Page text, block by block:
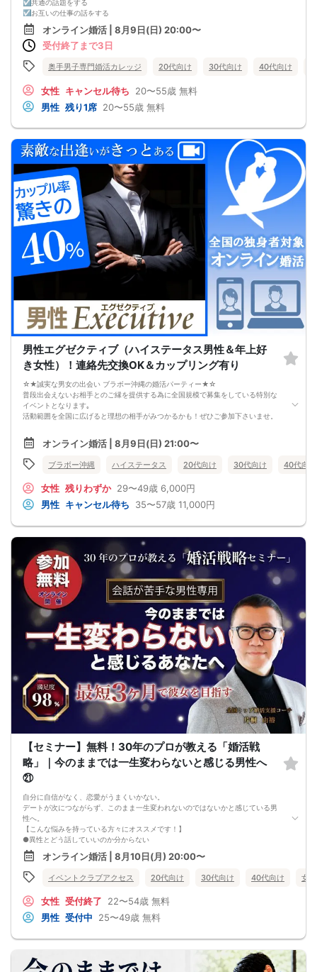
☑共通の話題をする
☑お互いの仕事の話をする
☑家族や将来について話をする
☑食事の話をする
☑好印象に思ってもらうために
☑経験を積むために出会いの数を増やす
奥手男子に合わない方法です。
なぜなら、趣味や共通の話題などをしても
それだけでは、女性は好きにはなってくれない。
次につなげようとすればするほど、
男性中心で考えていることが伝わり、
気づかないうちに「女性の信頼」を失ってしまう。
さらに、出会いの数を増やしても
気になる女性を目の前にすると、
「好印象に思われたい。嫌われたくない。」
という気持ちが強くなり、
どうしても当たり障りない会話してしまう。
その結果、彼女できるチャンスを
逃している奥手男子がめっちゃ多いからです。
でも、安心してください！
今年こそは彼女できて
一緒に美味しいものを食べに行ったり、
映画に行ったり、旅行に行けるように、
「奥手男子専用の恋愛婚活攻略」
ぜひこの先を読み進めてみてください👇
※講師の急用以外はたとえ参加人数が1人でも
その人のために必ず実施します
※はじめてセミナーに参加する方も
ビデオオフでも参加OKにしているので
安心してください
オンライン婚活 | 8月9日(日) 20:00〜
受付終了まで3日
奥手男子専門婚活カレッジ 20代向け 30代向け 40代向け
女性 キャンセル待ち 20〜55歳 無料
男性 残り1席 20〜55歳 無料
男性エグゼクティブ（ハイステータス男性＆年上好
き女性）！連絡先交換OK＆カップリング有り
☆★誠実な男女の出会い ブラボー沖縄の婚活パーティー★☆
普段出会えないお相手とのご縁を提供する為に全国規模で募集をしている特別な
イベントとなります｡
活動範囲を全国に広げると理想の相手がみつかるかも！ぜひご参加下さいませ。
【注意事項】
・全国各地に募集しております。お相手の居住地はご自身の居住地と異なる場合
がございます。
・本人様確認書類のご提示をお願いしております。免許証やマイナンバーカード
・確認書類を提示頂けない場合はご参加をお断りする場合も御座いますので予め
ご了承下さいませ。
・終了時刻は目安となります。正確な終了時刻はイベント開始時にスタッフより
をご了承ください。
・最小催行人数 1対1、最大20名（男女比調整のため定員になる前にキャンセル待
ちとなる場合がございます）
・イベント開催時刻１時間前迄に最小催行人数に満たない場合は中止のご連絡を
差し上げます。
オンライン婚活 | 8月9日(日) 21:00〜
ブラボー沖縄 ハイステータス 20代向け 30代向け 40代向け
女性 残りわずか 29〜49歳 6,000円
男性 キャンセル待ち 35〜57歳 11,000円
【セミナー】無料！30年のプロが教える「婚活戦
略」｜今のままでは一生変わらないと感じる男性へ
㉑
自分に自信がなく、恋愛がうまくいかない。
デートが次につながらず、このまま一生変われないのではないかと感じている男
性へ。
【こんな悩みを持っている方々にオススメです！】
●異性とどう話していいのか分からない
●婚活パーティー、合コンで上手くいかない
●デートやお見合いが２回目につながらない
●今のままでは一生変わらない気がする
●異性から断られると、自分の人格を否定されている気分になる
最短3ヶ月で彼女ができる可能性を高め、1年以内の結婚を目指すための
恋愛・婚活の具体的な方法をお伝えします。
【婚活戦略セミナーで得られるメリットは！】
●婚活パーティーやマッチングアプリで結果を出せるようになる
●異性とのコミュニケーションのポイントが理解できる
オンライン婚活 | 8月10日(月) 20:00〜
イベントクラブアクセス 20代向け 30代向け 40代向け 女
女性 受付終了 22〜54歳 無料
男性 受付中 25〜49歳 無料